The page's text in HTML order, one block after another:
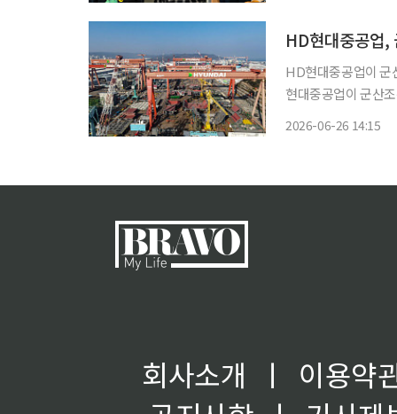
HD현대중공업,
HD현대중공업이 군산조
현대중공업이 군산
2026-06-26 14:15
회사소개 ㅣ
이용약